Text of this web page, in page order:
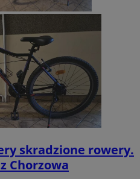
skradzione rowery.
Chorzowa